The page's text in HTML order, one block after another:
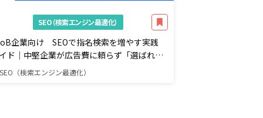
SEO（検索エンジン最適化）
企業向け SEOで指名検索を増やす実践
ド｜中堅企業が広告費に頼らず「選ばれ
ための戦略と工程
SEO（検索エンジン最適化）